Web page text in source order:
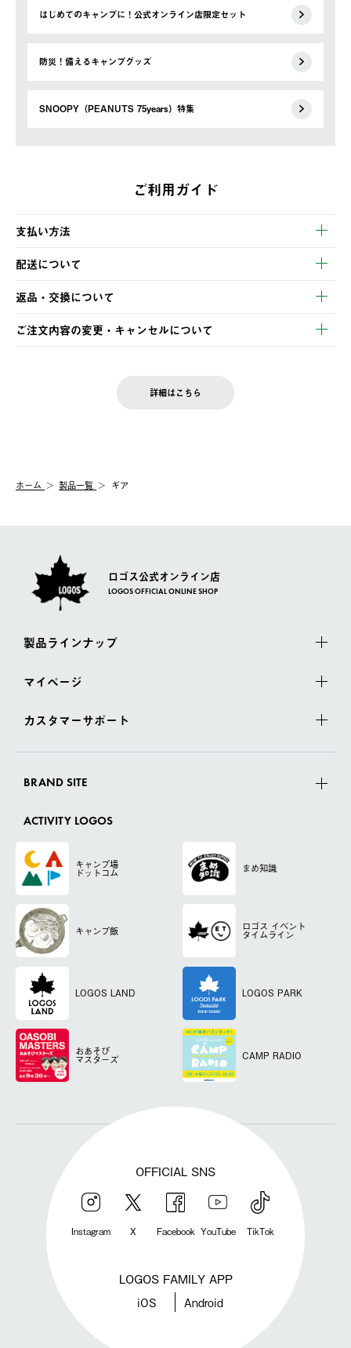
はじめてのキャンプに！公式オンライン店限定セット
防災！備えるキャンプグッズ
SNOOPY（PEANUTS 75years）特集
ご利用ガイド
支払い方法
以下のいずれかの方法でお支払いいただけます。
・クレジットカード決済
・コンビニ決済
・Pay-easy決済
配送について
【発送スケジュール】
ご注文・ご入金完了より2営業日以内に商品を発送いたします。
土日祝の発送はございませんので、木曜日以降のご注文は週明け
の発送となる場合がございます。
【配送業者】
佐川急便にて配送されます。
返品・交換について
※お客様都合の場合
お客様都合の返品にかかる送料は、お客様ご負担とさせていただ
一度お手元の商品を返品いただき、ご希望商品を再注文してくだ
ご注文内容の変更・キャンセルについて
LOGOS FAMILY会員の方は、会員マイページ内 購入履歴画面に
詳細はこちら
ホーム 製品一覧 ギア
ロゴス公式オンライン店
LOGOS OFFICIAL ONLINE SHOP
製品ラインナップ
マイページ
カスタマーサポート
BRAND SITE
ACTIVITY LOGOS
キャンプ場
ドットコム まめ知識
キャンプ飯 ロゴス イベント
タイムライン
LOGOS LAND LOGOS PARK
おあそび
マスターズ CAMP RADIO
OFFICIAL SNS
Instagram X Facebook YouTube TikTok
LOGOS FAMILY APP
iOS Android